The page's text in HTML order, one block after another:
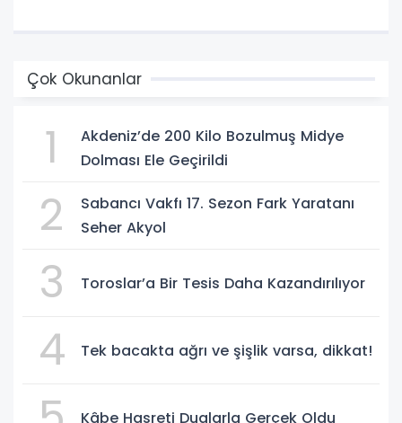
Çok Okunanlar
1
Akdeniz’de 200 Kilo Bozulmuş Midye
Dolması Ele Geçirildi
2
Sabancı Vakfı 17. Sezon Fark Yaratanı
Seher Akyol
3 Toroslar’a Bir Tesis Daha Kazandırılıyor
4 Tek bacakta ağrı ve şişlik varsa, dikkat!
Kâbe Hasreti Dualarla Gerçek Oldu